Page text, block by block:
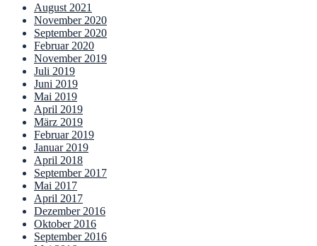
August 2021
November 2020
September 2020
Februar 2020
November 2019
Juli 2019
Juni 2019
Mai 2019
April 2019
März 2019
Februar 2019
Januar 2019
April 2018
September 2017
Mai 2017
April 2017
Dezember 2016
Oktober 2016
September 2016